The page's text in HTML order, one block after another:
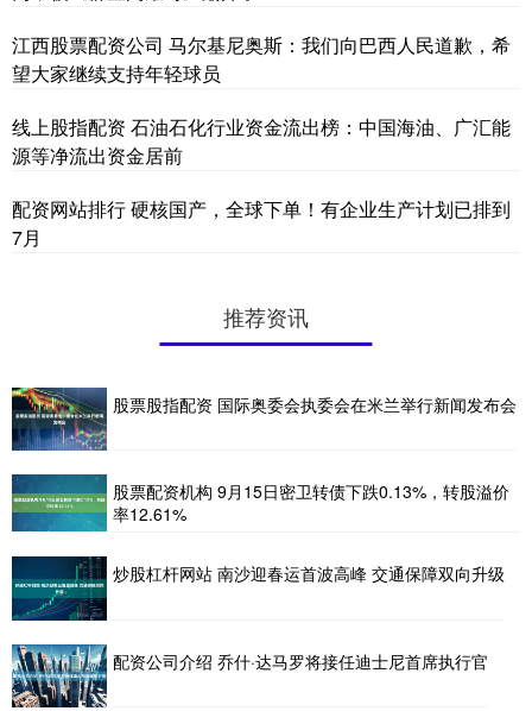
江西股票配资公司 马尔基尼奥斯：我们向巴西人民道歉，希
望大家继续支持年轻球员
线上股指配资 石油石化行业资金流出榜：中国海油、广汇能
源等净流出资金居前
配资网站排行 硬核国产，全球下单！有企业生产计划已排到
7月
推荐资讯
股票股指配资 国际奥委会执委会在米兰举行新闻发布会
股票配资机构 9月15日密卫转债下跌0.13%，转股溢价
率12.61%
炒股杠杆网站 南沙迎春运首波高峰 交通保障双向升级
配资公司介绍 乔什·达马罗将接任迪士尼首席执行官